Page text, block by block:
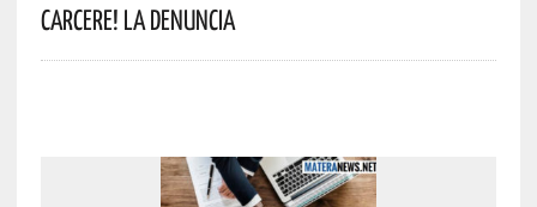
Carcere! La Denuncia